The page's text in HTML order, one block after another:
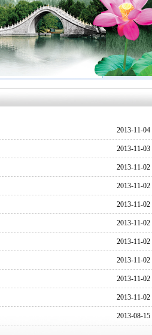
2013-11-04
2013-11-03
2013-11-02
2013-11-02
2013-11-02
2013-11-02
2013-11-02
2013-11-02
2013-11-02
2013-11-02
2013-08-15